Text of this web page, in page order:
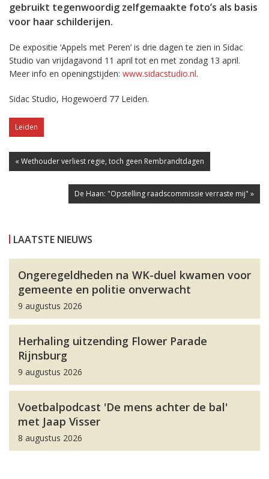
gebruikt tegenwoordig zelfgemaakte foto’s als basis
voor haar schilderijen.
De expositie ‘Appels met Peren’ is drie dagen te zien in Sidac
Studio van vrijdagavond 11 april tot en met zondag 13 april.
Meer info en openingstijden: www.sidacstudio.nl.
Sidac Studio, Hogewoerd 77 Leiden.
Leiden
« Wethouder verliest regie, toch geen Rembrandtdagen
De Haan: "Opstelling raadscommissie verraste mij" »
LAATSTE NIEUWS
Ongeregeldheden na WK-duel kwamen voor
gemeente en politie onverwacht
9 augustus 2026
Herhaling uitzending Flower Parade
Rijnsburg
9 augustus 2026
Voetbalpodcast 'De mens achter de bal'
met Jaap Visser
8 augustus 2026